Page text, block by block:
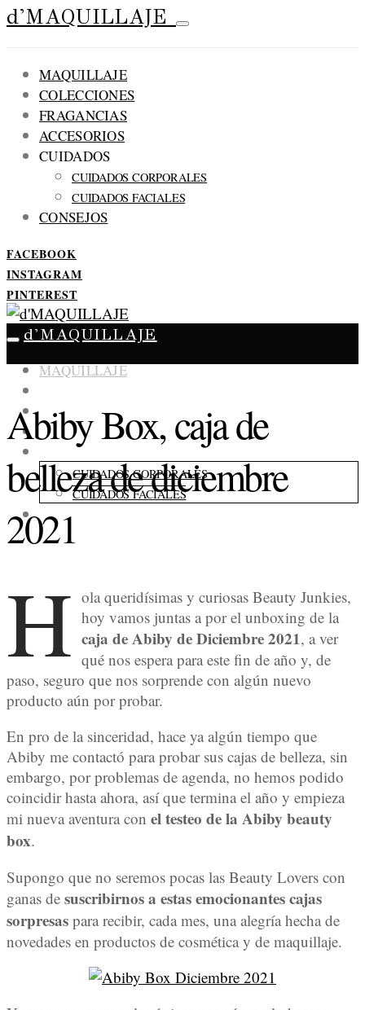
d'MAQUILLAJE
MAQUILLAJE
COLECCIONES
FRAGANCIAS
ACCESORIOS
CUIDADOS
CUIDADOS CORPORALES
CUIDADOS FACIALES
CONSEJOS
FACEBOOK
INSTAGRAM
PINTEREST
d'MAQUILLAJE
MAQUILLAJE
FRAGANCIAS
ACCESORIOS
CUIDADOS
CUIDADOS CORPORALES
CUIDADOS FACIALES
CONSEJOS
Abiby Box, caja de
belleza de diciembre
2021
H ola queridísimas y curiosas Beauty Junkies,
hoy vamos juntas a por el unboxing de la
caja de Abiby de Diciembre 2021, a ver
qué nos espera para este fin de año y, de
paso, seguro que nos sorprende con algún nuevo
producto aún por probar.
En pro de la sinceridad, hace ya algún tiempo que
Abiby me contactó para probar sus cajas de belleza, sin
embargo, por problemas de agenda, no hemos podido
coincidir hasta ahora, así que termina el año y empieza
mi nueva aventura con el testeo de la Abiby beauty
box.
Supongo que no seremos pocas las Beauty Lovers con
ganas de suscribirnos a estas emocionantes cajas
sorpresas para recibir, cada mes, una alegría hecha de
novedades en productos de cosmética y de maquillaje.